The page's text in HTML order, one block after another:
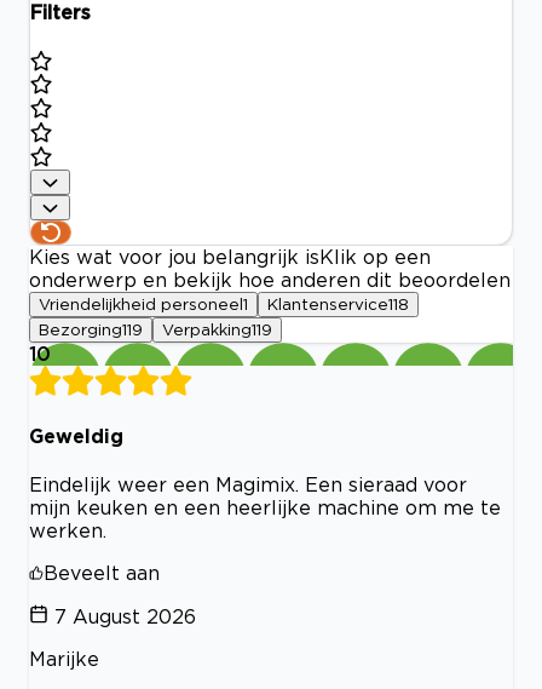
Filters
Kies wat voor jou belangrijk is Klik op een
onderwerp en bekijk hoe anderen dit beoordelen
Vriendelijkheid personeel 1 Klantenservice118
Bezorging119 Verpakking119
10
Geweldig
Eindelijk weer een Magimix. Een sieraad voor
mijn keuken en een heerlijke machine om me te
werken.
Beveelt aan
7 August 2026
Marijke